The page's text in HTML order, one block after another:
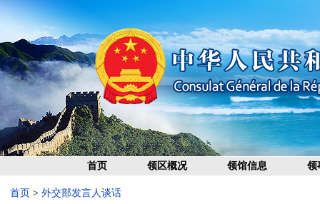
首页 领区概况 领馆信息 领
首页 > 外交部发言人谈话